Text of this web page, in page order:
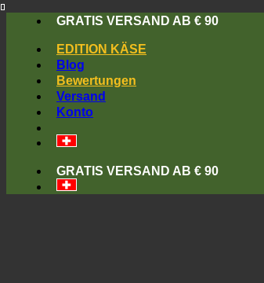
content
GRATIS VERSAND AB € 90
EDITION KÄSE
Blog
Bewertungen
Versand
Konto
GRATIS VERSAND AB € 90